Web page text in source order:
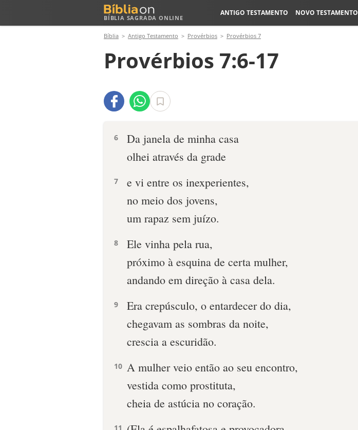
BÍBLIA SAGRADA ONLINE
ANTIGO TESTAMENTO NOVO TESTAMENTO
Bíblia Antigo Testamento Provérbios Provérbios 7
Provérbios 7:6-17
6
Da janela de minha casa
olhei através da grade
7
e vi entre os inexperientes,
no meio dos jovens,
um rapaz sem juízo.
8
Ele vinha pela rua,
próximo à esquina de certa mulher,
andando em direção à casa dela.
9
Era crepúsculo, o entardecer do dia,
chegavam as sombras da noite,
crescia a escuridão.
10 A mulher veio então ao seu encontro,
vestida como prostituta,
cheia de astúcia no coração.
11